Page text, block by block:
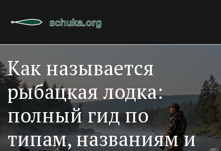
Как называется
рыбацкая лодка:
полный гид по
типам, названиям и